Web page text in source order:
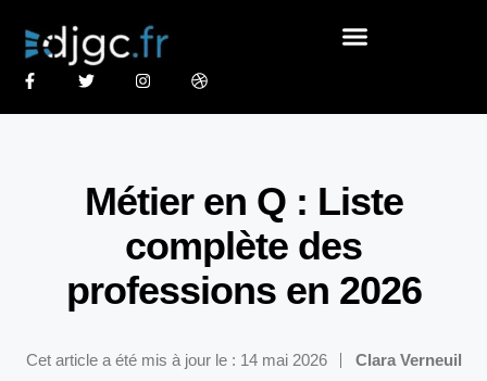
Métier en Q : Liste
complète des
professions en 2026
Cet article a été mis à jour le : 14 mai 2026 Clara Verneuil